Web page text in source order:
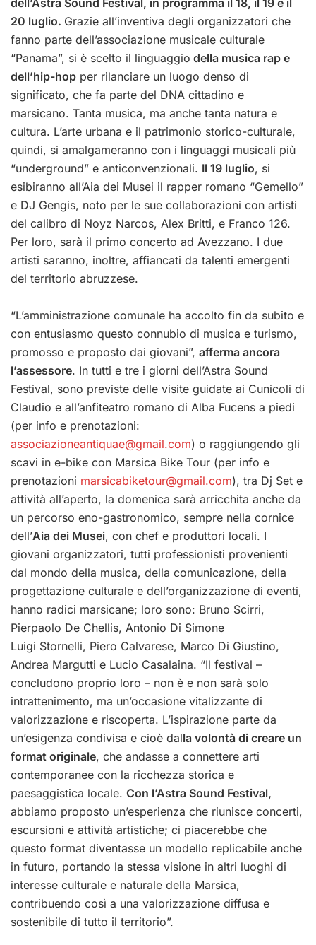
20 luglio. Grazie all’inventiva degli organizzatori che
fanno parte dell’associazione musicale culturale
“Panama”, si è scelto il linguaggio della musica rap e
dell’hip-hop per rilanciare un luogo denso di
significato, che fa parte del DNA cittadino e
marsicano. Tanta musica, ma anche tanta natura e
cultura. L’arte urbana e il patrimonio storico-culturale,
quindi, si amalgameranno con i linguaggi musicali più
“underground” e anticonvenzionali. Il 19 luglio, si
esibiranno all’Aia dei Musei il rapper romano “Gemello”
e DJ Gengis, noto per le sue collaborazioni con artisti
del calibro di Noyz Narcos, Alex Britti, e Franco 126.
Per loro, sarà il primo concerto ad Avezzano. I due
artisti saranno, inoltre, affiancati da talenti emergenti
del territorio abruzzese.
“L’amministrazione comunale ha accolto fin da subito e
con entusiasmo questo connubio di musica e turismo,
promosso e proposto dai giovani”, afferma ancora
l’assessore. In tutti e tre i giorni dell’Astra Sound
Festival, sono previste delle visite guidate ai Cunicoli di
Claudio e all’anfiteatro romano di Alba Fucens a piedi
(per info e prenotazioni:
associazioneantiquae@gmail.com) o raggiungendo gli
scavi in e-bike con Marsica Bike Tour (per info e
prenotazioni marsicabiketour@gmail.com), tra Dj Set e
attività all’aperto, la domenica sarà arricchita anche da
un percorso eno-gastronomico, sempre nella cornice
dell’Aia dei Musei, con chef e produttori locali. I
giovani organizzatori, tutti professionisti provenienti
dal mondo della musica, della comunicazione, della
progettazione culturale e dell’organizzazione di eventi,
hanno radici marsicane; loro sono: Bruno Scirri,
Pierpaolo De Chellis, Antonio Di Simone
Luigi Stornelli, Piero Calvarese, Marco Di Giustino,
Andrea Margutti e Lucio Casalaina. “Il festival –
concludono proprio loro – non è e non sarà solo
intrattenimento, ma un’occasione vitalizzante di
valorizzazione e riscoperta. L’ispirazione parte da
un’esigenza condivisa e cioè dalla volontà di creare un
format originale, che andasse a connettere arti
contemporanee con la ricchezza storica e
paesaggistica locale. Con l’Astra Sound Festival,
abbiamo proposto un’esperienza che riunisce concerti,
escursioni e attività artistiche; ci piacerebbe che
questo format diventasse un modello replicabile anche
in futuro, portando la stessa visione in altri luoghi di
interesse culturale e naturale della Marsica,
contribuendo così a una valorizzazione diffusa e
sostenibile di tutto il territorio”.